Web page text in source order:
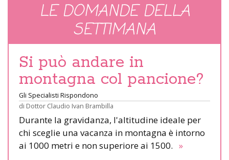
LE DOMANDE DELLA
SETTIMANA
Si può andare in
montagna col pancione?
Gli Specialisti Rispondono
di Dottor Claudio Ivan Brambilla
Durante la gravidanza, l'altitudine ideale per
chi sceglie una vacanza in montagna è intorno
ai 1000 metri e non superiore ai 1500. »